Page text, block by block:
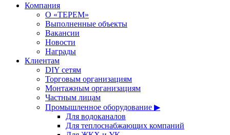
Компания
О «ТЕРЕМ»
Выполненные объекты
Вакансии
Новости
Награды
Клиентам
DIY сетям
Торговым организациям
Монтажным организациям
Частным лицам
Промышленное оборудование ▶
Для водоканалов
Для теплоснабжающих компаний